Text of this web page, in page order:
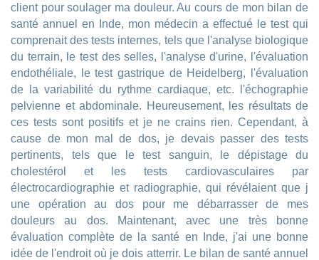
client pour soulager ma douleur. Au cours de mon bilan de
santé annuel en Inde, mon médecin a effectué le test qui
comprenait des tests internes, tels que l'analyse biologique
du terrain, le test des selles, l'analyse d'urine, l'évaluation
endothéliale, le test gastrique de Heidelberg, l'évaluation
de la variabilité du rythme cardiaque, etc. l'échographie
pelvienne et abdominale. Heureusement, les résultats de
ces tests sont positifs et je ne crains rien. Cependant, à
cause de mon mal de dos, je devais passer des tests
pertinents, tels que le test sanguin, le dépistage du
cholestérol et les tests cardiovasculaires par
électrocardiographie et radiographie, qui révélaient que j
une opération au dos pour me débarrasser de mes
douleurs au dos. Maintenant, avec une très bonne
évaluation complète de la santé en Inde, j'ai une bonne
idée de l'endroit où je dois atterrir. Le bilan de santé annuel